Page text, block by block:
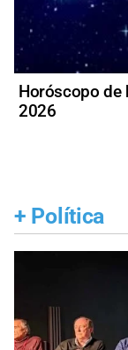
Horóscopo de
2026
+ Política